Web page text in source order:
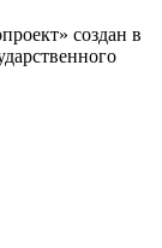
создан в